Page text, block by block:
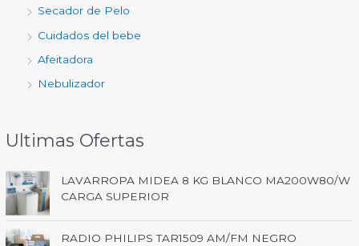
Secador de Pelo
Cuidados del bebe
Afeitadora
Nebulizador
Ultimas Ofertas
LAVARROPA MIDEA 8 KG BLANCO MA200W80/W
CARGA SUPERIOR
RADIO PHILIPS TAR1509 AM/FM NEGRO